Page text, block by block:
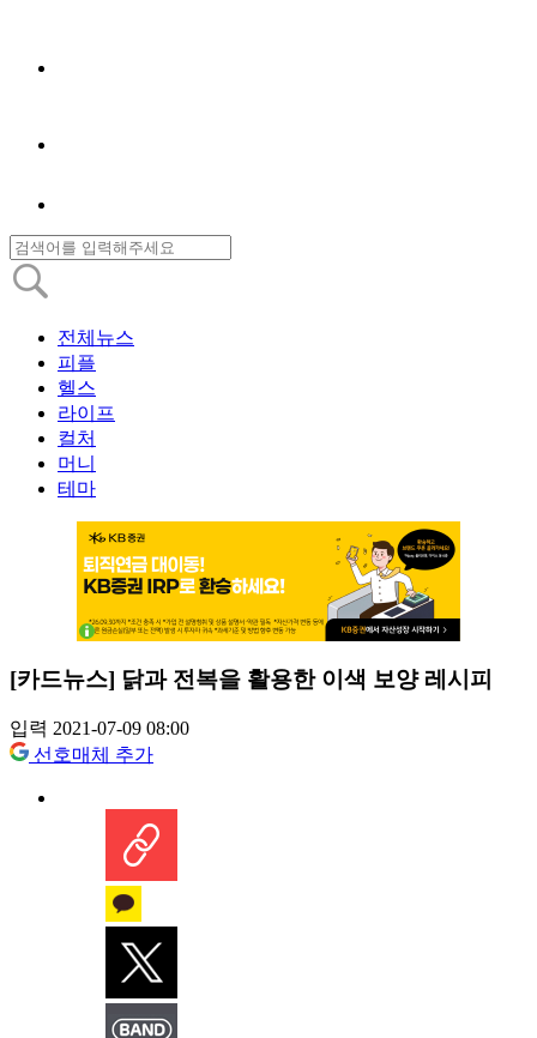
전체뉴스
피플
헬스
라이프
컬처
머니
테마
[카드뉴스] 닭과 전복을 활용한 이색 보양 레시피
입력 2021-07-09 08:00
선호매체 추가